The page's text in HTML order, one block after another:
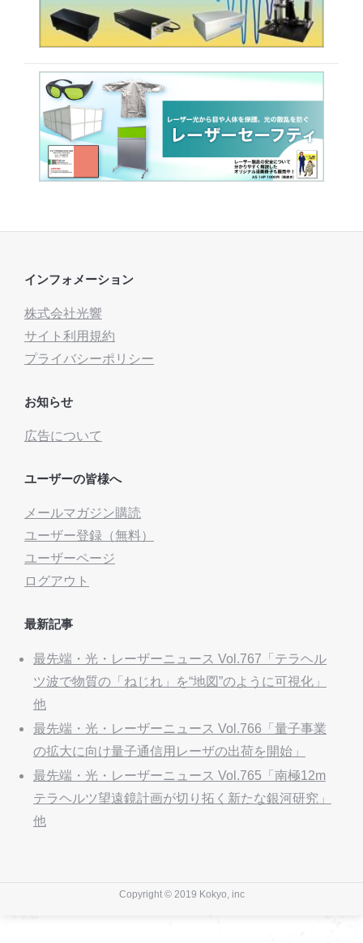
インフォメーション
株式会社光響
サイト利用規約
プライバシーポリシー
お知らせ
広告について
ユーザーの皆様へ
メールマガジン購読
ユーザー登録（無料）
ユーザーページ
ログアウト
最新記事
最先端・光・レーザーニュース Vol.767「テラヘル
ツ波で物質の「ねじれ」を“地図”のように可視化」
他
最先端・光・レーザーニュース Vol.766「量子事業
の拡大に向け量子通信用レーザの出荷を開始」
最先端・光・レーザーニュース Vol.765「南極12m
テラヘルツ望遠鏡計画が切り拓く新たな銀河研究」
他
Copyright © 2019 Kokyo, inc